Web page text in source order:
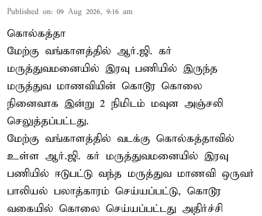
Published on: 09 Aug 2026, 9:16 am
கொல்கத்தா
மேற்கு வங்காளத்தில் ஆர்.ஜி. கர்
மருத்துவமனையில் இரவு பணியில் இருந்த
மருத்துவ மாணவியின் கொடூர கொலை
நினைவாக இன்று 2 நிமிடம் மவுன அஞ்சலி
செலுத்தப்பட்டது.
மேற்கு வங்காளத்தில் வடக்கு கொல்கத்தாவில்
உள்ள ஆர்.ஜி. கர் மருத்துவமனையில் இரவு
பணியில் ஈடுபட்டு வந்த மருத்துவ மாணவி ஒருவர்
பாலியல் பலாத்காரம் செய்யப்பட்டு, கொடூர
வகையில் கொலை செய்யப்பட்டது அதிர்ச்சி